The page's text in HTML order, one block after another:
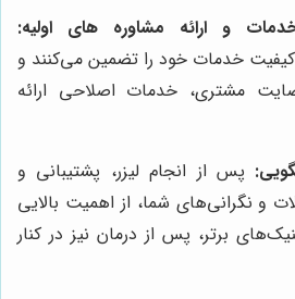
و ارائه مشاوره های اولیه:
کیفیت خدمات خود را تضمین می‌کنند و
مشتری، خدمات اصلاحی ارائه
پس از انجام لیزر، پشتیبانی و
و نگرانی‌های شما، از اهمیت بالایی
برتر، پس از درمان نیز در کنار